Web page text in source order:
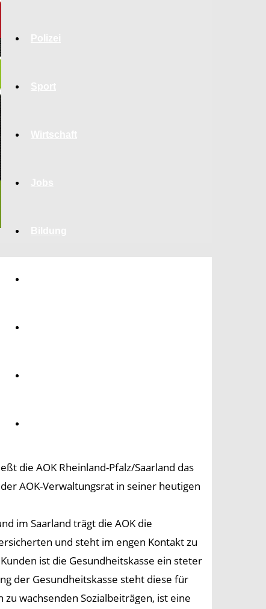
die AOK Rheinland-Pfalz/Saarland das
AOK-Verwaltungsrat in seiner heutigen
im Saarland trägt die AOK die
und steht im engen Kontakt zu
ist die Gesundheitskasse ein steter
der Gesundheitskasse steht diese für
wachsenden Sozialbeiträgen, ist eine